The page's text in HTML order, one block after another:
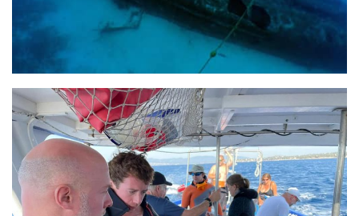
Sorties 2021
Sorties 2020
Sorties 2018
sorties 2017
Sorties 2016
Sorties 2015
Sorties 2014